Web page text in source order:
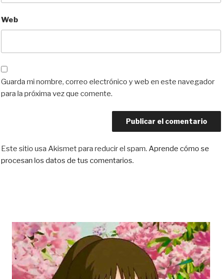
Web
Guarda mi nombre, correo electrónico y web en este navegador
para la próxima vez que comente.
Este sitio usa Akismet para reducir el spam. Aprende cómo se
procesan los datos de tus comentarios.